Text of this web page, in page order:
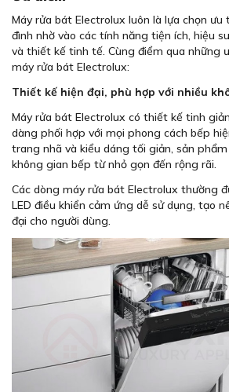
Máy rửa bát Electrolux luôn là lựa chọn ưu
đình nhờ vào các tính năng tiện ích, hiệu
và thiết kế tinh tế. Cùng điểm qua những
máy rửa bát Electrolux:
Thiết kế hiện đại, phù hợp với nhiều
Máy rửa bát Electrolux có thiết kế tinh
dàng phối hợp với mọi phong cách bếp
trang nhã và kiểu dáng tối giản, sản
không gian bếp từ nhỏ gọn đến rộng rãi.
Các dòng máy rửa bát Electrolux thường
LED điều khiển cảm ứng dễ sử dụng, tạo
đại cho người dùng.